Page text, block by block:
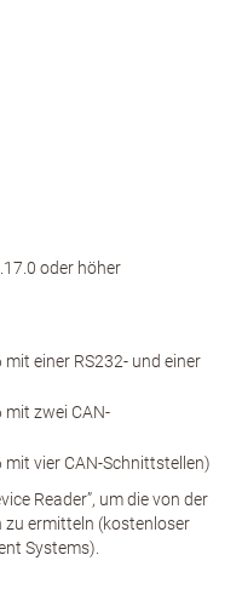
oder höher
einer RS232- und einer
mit zwei CAN-
mit vier CAN-Schnittstellen)
Reader”, um die von der
ermitteln (kostenloser
Systems).